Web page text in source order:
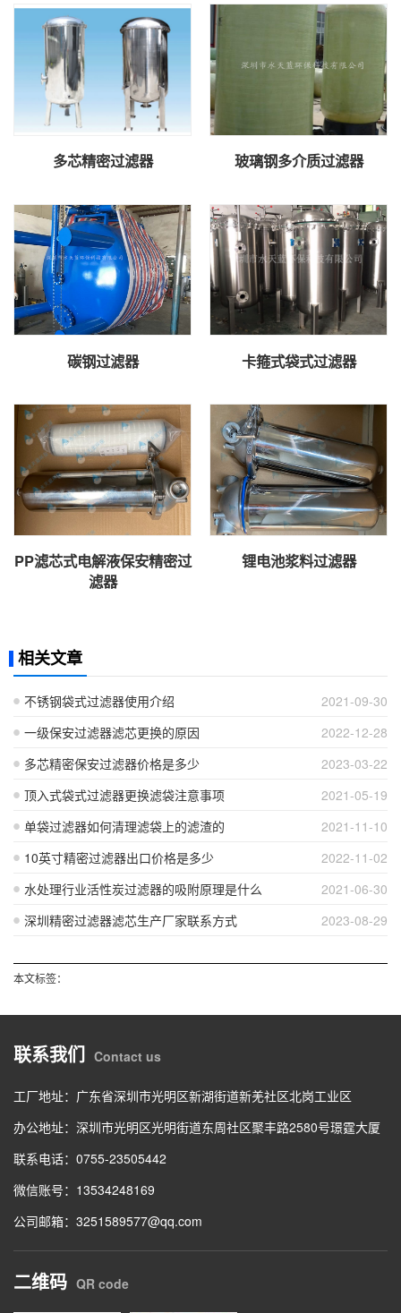
多芯精密过滤器 玻璃钢多介质过滤器
碳钢过滤器 卡箍式袋式过滤器
PP滤芯式电解液保安精密过
滤器
锂电池浆料过滤器
相关文章
2021-09-30
不锈钢袋式过滤器使用介绍
2022-12-28
一级保安过滤器滤芯更换的原因
2023-03-22
多芯精密保安过滤器价格是多少
2021-05-19
顶入式袋式过滤器更换滤袋注意事项
2021-11-10
单袋过滤器如何清理滤袋上的滤渣的
2022-11-02
10英寸精密过滤器出口价格是多少
2021-06-30
水处理行业活性炭过滤器的吸附原理是什么
2023-08-29
深圳精密过滤器滤芯生产厂家联系方式
本文标签：
联系我们 Contact us
工厂地址：广东省深圳市光明区新湖街道新羌社区北岗工业区
办公地址：深圳市光明区光明街道东周社区聚丰路2580号璟霆大厦
联系电话：0755-23505442
微信账号：13534248169
公司邮箱：3251589577@qq.com
二维码 QR code